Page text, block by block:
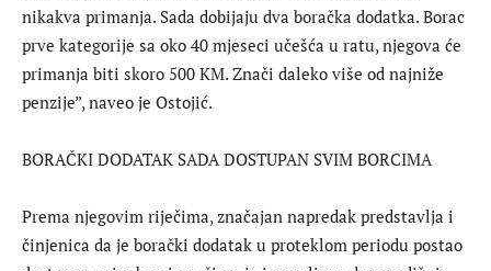
nikakva primanja. Sada dobijaju dva boračka dodatka. Borac
prve kategorije sa oko 40 mjeseci učešća u ratu, njegova će
primanja biti skoro 500 KM. Znači daleko više od najniže
penzije”, naveo je Ostojić.
BORAČKI DODATAK SADA DOSTUPAN SVIM BORCIMA
Prema njegovim riječima, značajan napredak predstavlja i
činjenica da je borački dodatak u proteklom periodu postao